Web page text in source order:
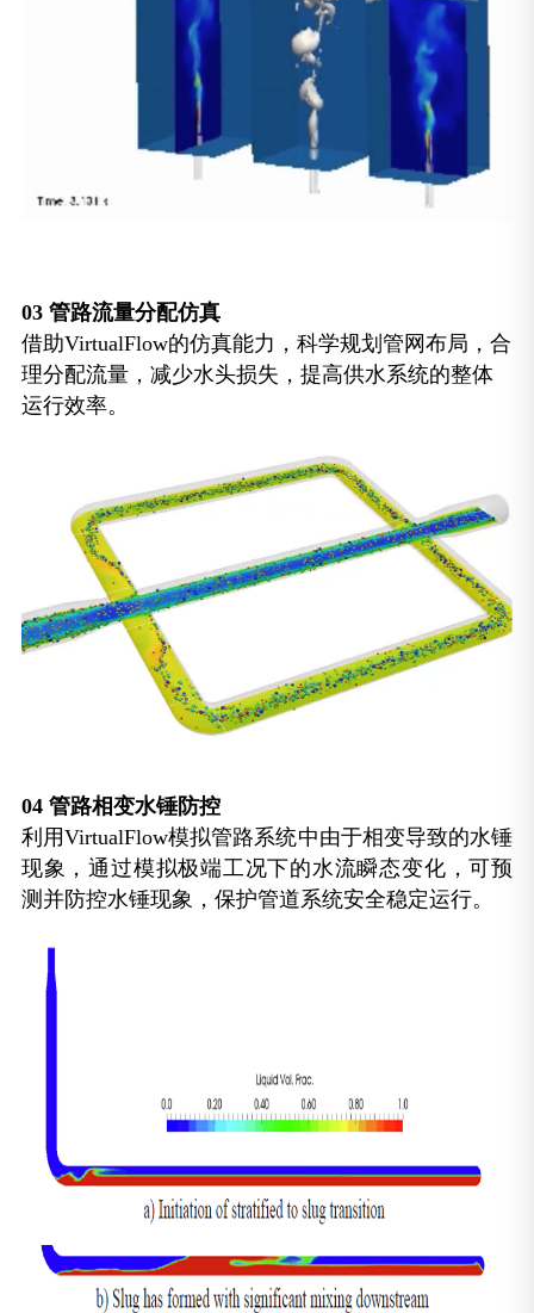
03 管路流量分配仿真
借助VirtualFlow的仿真能力，科学规划管网布局，合
理分配流量，减少水头损失，提高供水系统的整体
运行效率。
04 管路相变水锤防控
利用VirtualFlow模拟管路系统中由于相变导致的水锤
现象，通过模拟极端工况下的水流瞬态变化，可预
测并防控水锤现象，保护管道系统安全稳定运行。